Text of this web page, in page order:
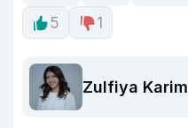
5
1
Zulfiya